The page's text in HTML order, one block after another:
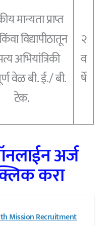
मान्यता प्राप्त
विद्यापीठातून
अभियांत्रिकी
वेळ बी. ई./ बी.
टेक.
२
व
र्षे
अर्ज
करा
Mission Recruitment